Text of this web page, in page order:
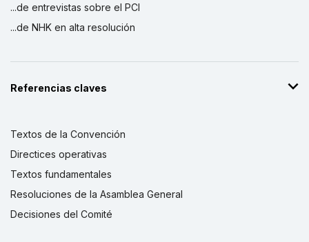
...de entrevistas sobre el PCI
...de NHK en alta resolución
Referencias claves
Textos de la Convención
Directices operativas
Textos fundamentales
Resoluciones de la Asamblea General
Decisiones del Comité